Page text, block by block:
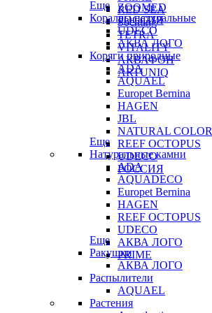
RED SEA
Sochting
TETRA
VITALITY
АКВАФОН
ARTUNIQ
ZOOMED
РОССИЯ
Еще
Кораллы натуральные
UDECO
АКВА ЛОГО
Коряги природные
ADA
AQUAEL
Europet Bernina
HAGEN
JBL
NATURAL COLOR
REEF OCTOPUS
UDECO
РОССИЯ
Еще
Натуральные камни
ADA
AQUADECO
Europet Bernina
HAGEN
REEF OCTOPUS
UDECO
АКВА ЛОГО
PRIME
Еще
Ракушки
АКВА ЛОГО
Распылители
AQUAEL
Растения